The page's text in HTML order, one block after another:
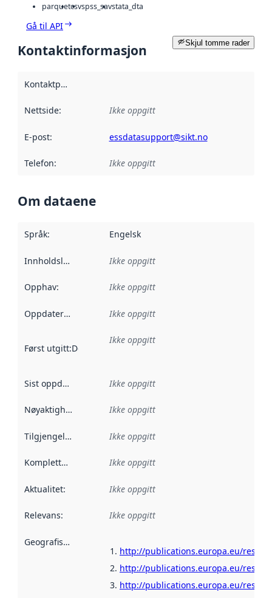
parquetcsvspss_savstata_dta
Gå til API
Skjul tomme rader
Kontaktinformasjon
Kontaktpunkt
Nettside: Ikke oppgitt
E-post: essdatasupport@sikt.no
Telefon: Ikke oppgitt
Om dataene
Språk: Engelsk
Innholdsleverandører :
Ikke oppgitt
Opphav: Ikke oppgitt
Oppdateringsfrekvens :
Ikke oppgitt
Først utgitt:Denne datoen sier når dataene i dette
Ikke oppgitt
Sist oppdatert Ikke oppgitt
Nøyaktighet Ikke oppgitt
Tilgjengelighet Ikke oppgitt
Kompletthet Ikke oppgitt
Aktualitet: Ikke oppgitt
Relevans: Ikke oppgitt
Geografisk avgrensning
http://publications.europa.eu/
http://publications.europa.eu/
http://publications.europa.eu/